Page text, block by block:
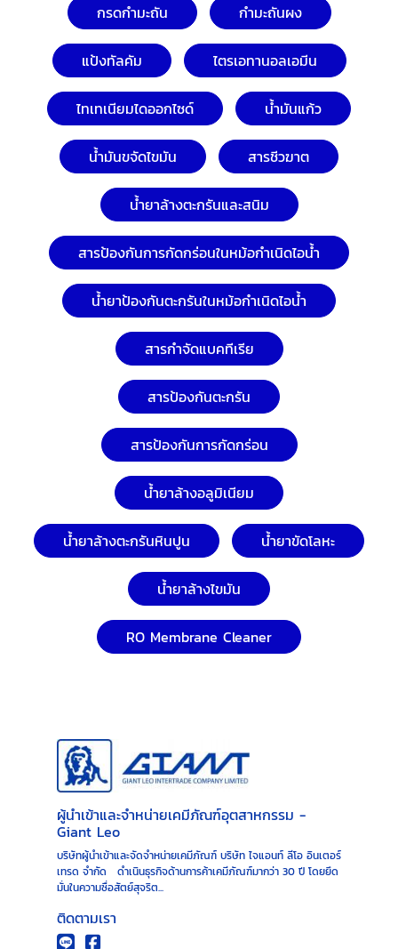
กรดกำมะถัน กำมะถันผง
แป้งทัลคัม ไตรเอทานอลเอมีน
ไทเทเนียมไดออกไซด์ น้ำมันแก้ว
น้ำมันขจัดไขมัน สารชีวฆาต
น้ำยาล้างตะกรันและสนิม
สารป้องกันการกัดกร่อนในหม้อกำเนิดไอน้ำ
น้ำยาป้องกันตะกรันในหม้อกำเนิดไอน้ำ
สารกำจัดแบคทีเรีย
สารป้องกันตะกรัน
สารป้องกันการกัดกร่อน
น้ำยาล้างอลูมิเนียม
น้ำยาล้างตะกรันหินปูน น้ำยาขัดโลหะ
น้ำยาล้างไขมัน
RO Membrane Cleaner
ผู้นำเข้าและจำหน่ายเคมีภัณฑ์อุตสาหกรรม -
Giant Leo
บริษัทผู้นำเข้าและจัดจำหน่ายเคมีภัณฑ์ บริษัท ไจแอนท์ ลีโอ อินเตอร์
เทรด จำกัด ดำเนินธุรกิจด้านการค้าเคมีภัณฑ์มากว่า 30 ปี โดยยึด
มั่นในความซื่อสัตย์สุจริต...
ติดตามเรา